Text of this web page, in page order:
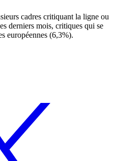
cadres critiquant la ligne ou
derniers mois, critiques qui se
européennes (6,3%).